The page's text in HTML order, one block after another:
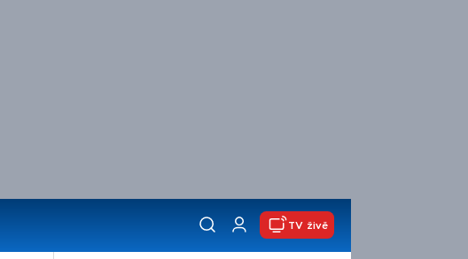
TV živě